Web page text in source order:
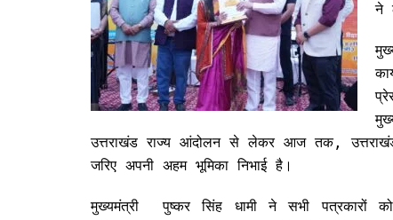
ने
उत्तराखंड राज्य आंदोलन से लेकर आज तक,
जरिए अपनी अहम भूमिका निभाई है।
मुख्यमंत्री पुष्कर सिंह धामी ने सभी पत्रकारों को